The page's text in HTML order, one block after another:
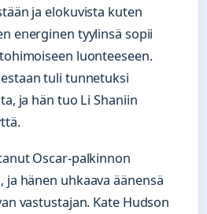
ja elokuvista kuten
energinen tyylinsä sopii
luonteeseen.
tuli tunnetuksi
ja hän tuo Li Shaniin
Oscar-palkinnon
ja hänen uhkaava äänensä
vastustajan. Kate Hudson